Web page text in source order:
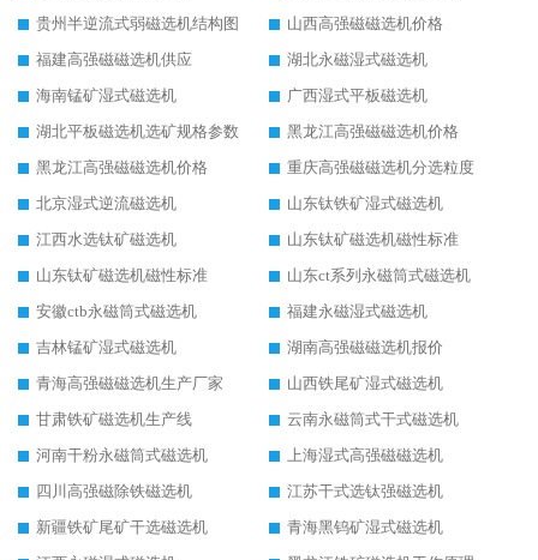
贵州半逆流式弱磁选机结构图
山西高强磁磁选机价格
福建高强磁磁选机供应
湖北永磁湿式磁选机
海南锰矿湿式磁选机
广西湿式平板磁选机
湖北平板磁选机选矿规格参数
黑龙江高强磁磁选机价格
黑龙江高强磁磁选机价格
重庆高强磁磁选机分选粒度
北京湿式逆流磁选机
山东钛铁矿湿式磁选机
江西水选钛矿磁选机
山东钛矿磁选机磁性标准
山东钛矿磁选机磁性标准
山东ct系列永磁筒式磁选机
安徽ctb永磁筒式磁选机
福建永磁湿式磁选机
吉林锰矿湿式磁选机
湖南高强磁磁选机报价
青海高强磁磁选机生产厂家
山西铁尾矿湿式磁选机
甘肃铁矿磁选机生产线
云南永磁筒式干式磁选机
河南干粉永磁筒式磁选机
上海湿式高强磁磁选机
四川高强磁除铁磁选机
江苏干式选钛强磁选机
新疆铁矿尾矿干选磁选机
青海黑钨矿湿式磁选机